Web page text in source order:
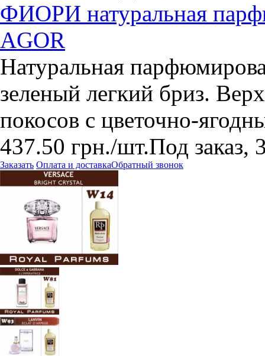
ФИОРИ натуральная
AGOR
Натуральная
зеленый легкий бриз.
покосов с цветочно-
437.50 грн./шт.Под заказ,
Заказать Оплата и доставкаОбратный звонок